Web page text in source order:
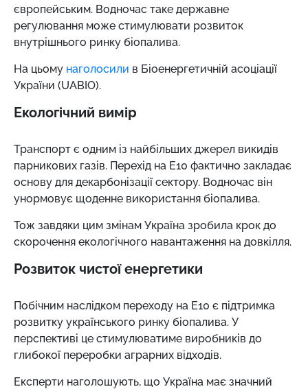
європейським. Водночас таке державне
регулювання може стимулювати розвиток
внутрішнього ринку біопалива.
На цьому наголосили в Біоенергетичній асоціації
України (UABIO).
Екологічний вимір
Транспорт є одним із найбільших джерел викидів
парникових газів. Перехід на Е10 фактично закладає
основу для декарбонізації сектору. Водночас він
унормовує щоденне використання біопалива.
Тож завдяки цим змінам Україна зробила крок до
скорочення екологічного навантаження на довкілля.
Розвиток чистої енергетики
Побічним наслідком переходу на Е10 є підтримка
розвитку українського ринку біопалива. У
перспективі це стимулюватиме виробників до
глибокої переробки аграрних відходів.
Експерти наголошують, що Україна має значний